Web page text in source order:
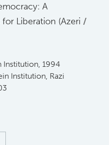
A
Liberation (Azeri
Institution, 1994
Institution, Razi